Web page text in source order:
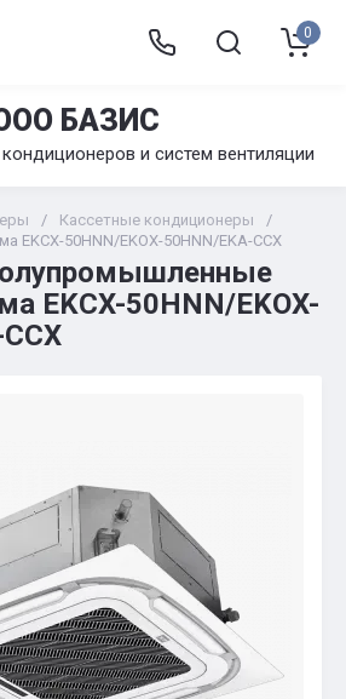
БАЗИС
и систем вентиляции
0
/ Кассетные кондиционеры
/
EKCX-50HNN/EKOX-50HNN/EKA-CCX
EKCX-50HNN/EKOX-